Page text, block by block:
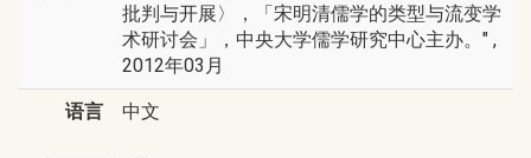
批判与开展〉，「宋明清儒学的类型与流变学
术研讨会」，中央大学儒学研究中心主办。" ,
2012年03月
语言 中文